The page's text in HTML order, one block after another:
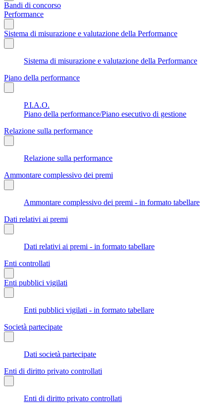
Bandi di concorso
Performance
Sistema di misurazione e valutazione della Performance
Sistema di misurazione e valutazione della Performance
Piano della performance
P.I.A.O.
Piano della performance/Piano esecutivo di gestione
Relazione sulla performance
Relazione sulla performance
Ammontare complessivo dei premi
Ammontare complessivo dei premi - in formato tabellare
Dati relativi ai premi
Dati relativi ai premi - in formato tabellare
Enti controllati
Enti pubblici vigilati
Enti pubblici vigilati - in formato tabellare
Società partecipate
Dati società partecipate
Enti di diritto privato controllati
Enti di diritto privato controllati